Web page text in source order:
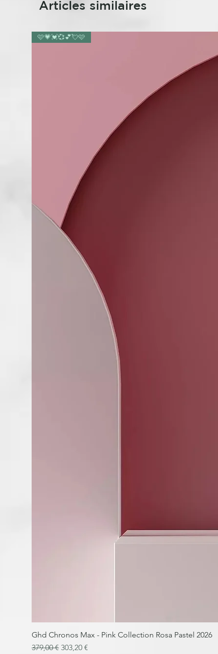
Articles similaires
🩷💗💓💞💕💘🩷
Ghd Chronos Max - Pink Collection Rosa Pastel 2026
Prix original
379,00 € Prix promotionnel
303,20 €